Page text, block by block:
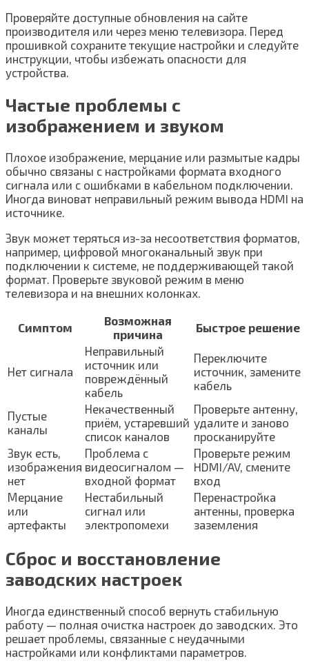
Проверяйте доступные обновления на сайте
производителя или через меню телевизора. Перед
прошивкой сохраните текущие настройки и следуйте
инструкции, чтобы избежать опасности для
устройства.
Частые проблемы с
изображением и звуком
Плохое изображение, мерцание или размытые кадры
обычно связаны с настройками формата входного
сигнала или с ошибками в кабельном подключении.
Иногда виноват неправильный режим вывода HDMI на
источнике.
Звук может теряться из-за несоответствия форматов,
например, цифровой многоканальный звук при
подключении к системе, не поддерживающей такой
формат. Проверьте звуковой режим в меню
телевизора и на внешних колонках.
Симптом
Возможная
причина
Быстрое решение
Нет сигнала
Неправильный
источник или
повреждённый
кабель
Переключите
источник, замените
кабель
Пустые
каналы
Некачественный
приём, устаревший
список каналов
Проверьте антенну,
удалите и заново
просканируйте
Звук есть,
изображения
нет
Проблема с
видеосигналом —
входной формат
Проверьте режим
HDMI/AV, смените
вход
Мерцание
или
артефакты
Нестабильный
сигнал или
электропомехи
Перенастройка
антенны, проверка
заземления
Сброс и восстановление
заводских настроек
Иногда единственный способ вернуть стабильную
работу — полная очистка настроек до заводских. Это
решает проблемы, связанные с неудачными
настройками или конфликтами параметров.